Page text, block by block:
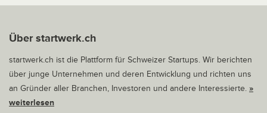
Über startwerk.ch
startwerk.ch ist die Plattform für Schweizer Startups. Wir berichten
über junge Unternehmen und deren Entwicklung und richten uns
an Gründer aller Branchen, Investoren und andere Interessierte. »
weiterlesen